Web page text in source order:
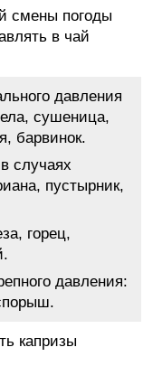
смены погоды
в чай
давления
сушеница,
барвинок.
случаях
пустырник,
горец,
давления:
капризы